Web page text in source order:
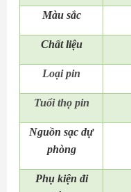
Màu sắc
Chất liệu
Loại pin
Tuổi thọ pin
Nguồn sạc dự
phòng
Phụ kiện đi